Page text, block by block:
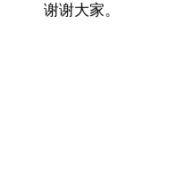
谢谢大家。